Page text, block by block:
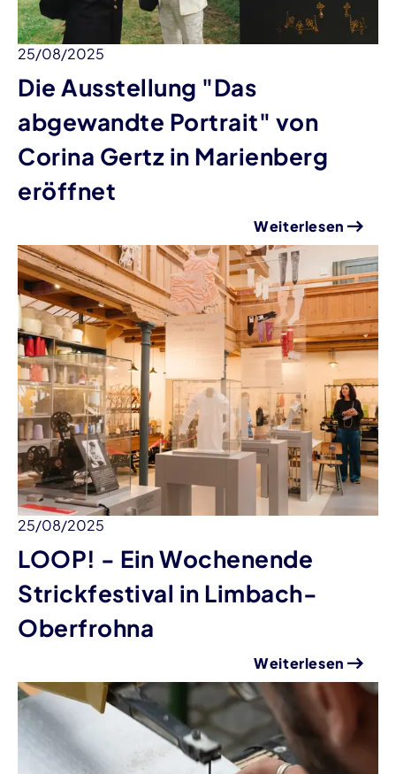
25/08/2025
Die Ausstellung "Das
abgewandte Portrait" von
Corina Gertz in Marienberg
eröffnet
Weiterlesen
25/08/2025
LOOP! - Ein Wochenende
Strickfestival in Limbach-
Oberfrohna
Weiterlesen